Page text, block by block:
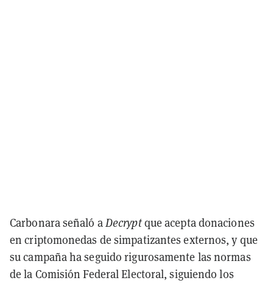
Carbonara señaló aDecryptque acepta donaciones
en criptomonedas de simpatizantes externos, y que
su campaña ha seguido rigurosamente las normas
de la Comisión Federal Electoral, siguiendo los